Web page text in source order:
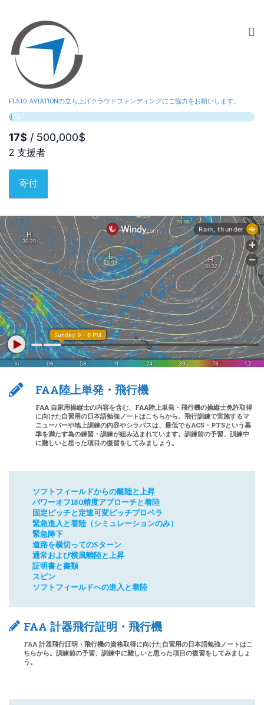
FL510 AVIATIONの立ち上げクラウドファンディングにご協力をお願いします。
寄付
FAA陸上単発・飛行機
FAA 自家用操縦士の内容を含む、FAA陸上単発・飛行機の操縦士免許取得
に向けた自習用の日本語勉強ノートはこちらから。飛行訓練で実施するマ
ニューバーや地上訓練の内容やシラバスは、最低でもACS・PTSという基
準を満たす為の練習・訓練が組み込まれています。訓練前の予習、訓練中
に難しいと思った項目の復習をしてみましょう。
ソフトフィールドからの離陸と上昇
パワーオフ180精度アプローチと着陸
固定ピッチと定速可変ピッチプロペラ
緊急進入と着陸（シミュレーションのみ）
緊急降下
道路を横切ってのSターン
通常および横風離陸と上昇
証明書と書類
スピン
ソフトフィールドへの進入と着陸
FAA 計器飛行証明・飛行機
FAA 計器飛行証明・飛行機の資格取得に向けた自習用の日本語勉強ノートはこ
ちらから。訓練前の予習、訓練中に難しいと思った項目の復習をしてみましょ
う。